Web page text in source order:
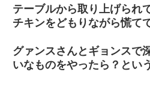
テーブルから取り上げられ
チキンをどもりながら慌て
グァンスさんとギョンスで
いなものをやったら？とい